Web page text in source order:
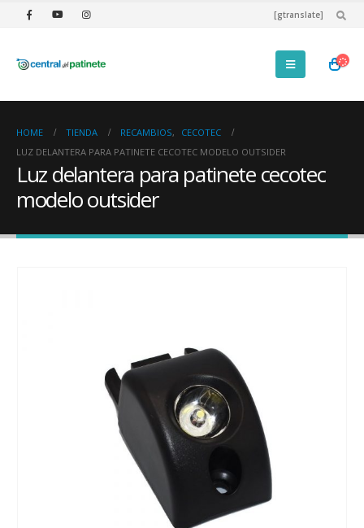
[gtranslate]
HOME TIENDA RECAMBIOS,
CECOTEC
LUZ DELANTERA PARA PATINETE CECOTEC MODELO OUTSIDER
Luz delantera para patinete cecotec
modelo outsider